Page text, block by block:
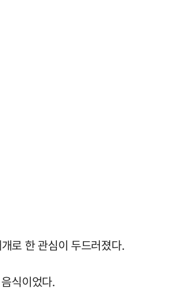
로 한 관심이 두드러졌다.
식이었다.